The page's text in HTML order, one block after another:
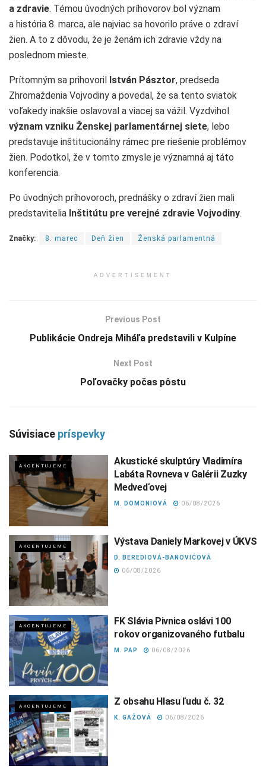
a zdravie. Témou úvodných príhovorov bol význam
a história 8. marca, ale najviac sa hovorilo práve o zdraví
žien. A to z dôvodu, že je ženám ich zdravie vždy na
poslednom mieste.
Prítomným sa prihovoril István Pásztor, predseda
Zhromaždenia Vojvodiny a povedal, že sa tento sviatok
voľakedy inakšie oslavoval a viacej sa vážil. Vyzdvihol
význam vzniku Ženskej parlamentárnej siete, lebo
predstavuje inštitucionálny rámec pre riešenie problémov
žien. Podotkol, že v tomto zmysle je významná aj táto
konferencia.
Po úvodných príhovoroch, prednášky o zdraví žien mali
predstavitelia Inštitútu pre verejné zdravie Vojvodiny.
Značky: 8. marec Deň žien Ženská parlamentná
ADVERTISEMENT
Previous Post
Publikácie Ondreja Miháľa predstavili v Kulpíne
Next Post
Poľovačky počas pôstu
Súvisiace príspevky
AKCENTUJEME
Akustické skulptúry Vladimíra
Labáta Rovneva v Galérii Zuzky
Medveďovej
M. DOMONIOVÁ 06/08/2026
AKCENTUJEME Výstava Daniely Markovej v ÚKVS
D. BEREDIOVÁ-BANOVIĆOVÁ
06/08/2026
AKCENTUJEME
FK Slávia Pivnica oslávi 100
rokov organizovaného futbalu
M. PAP 06/08/2026
AKCENTUJEME Z obsahu Hlasu ľudu č. 32
K. GAŽOVÁ 06/08/2026